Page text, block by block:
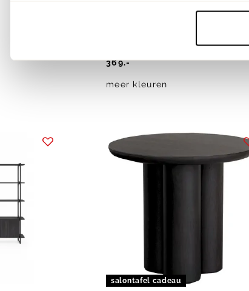
369.-
meer kleuren
salontafel cadeau